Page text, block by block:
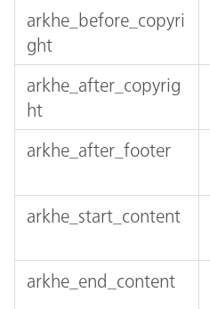
arkhe_before_copyri
ght
arkhe_after_copyrig
ht
arkhe_after_footer
arkhe_start_content
arkhe_end_content